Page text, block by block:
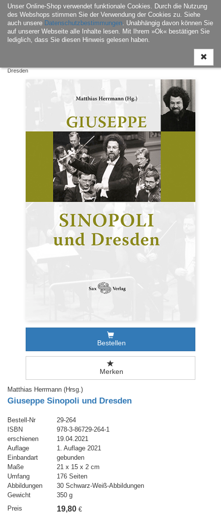
Unser Online-Shop verwendet funktionale Cookies. Durch die Nutzung
des Webshops stimmen Sie der Verwendung der Cookies zu. Siehe
auch unsere Datenschutzbestimmungen. Unabhängig davon können Sie
auf unserer Webseite alle Inhalte lesen. Mit Ihrem »Ok« bestätigen Sie
lediglich, dass Sie diesen Hinweis gelesen haben.
ein-/
Dresden
Bestellen
Merken
Matthias Herrmann (Hrsg.)
Giuseppe Sinopoli und Dresden
Bestell-Nr
29-264
ISBN
978-3-86729-264-1
erschienen
19.04.2021
Auflage
1. Auflage 2021
Einbandart
gebunden
Maße
21 x 15 x 2 cm
Umfang
176 Seiten
Abbildungen
30 Schwarz-Weiß-Abbildungen
Gewicht
350 g
Preis
19,80 €